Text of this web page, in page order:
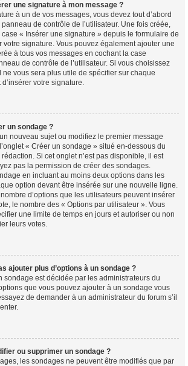
une signature à mon message ?
à un de vos messages, vous devez tout d’abord
de contrôle de l’utilisateur. Une fois créée,
« Insérer une signature » depuis le formulaire de
votre signature. Vous pouvez également ajouter une
à tous vos messages en cochant la case
de contrôle de l’utilisateur. Si vous choisissez
vous sera plus utile de spécifier sur chaque
votre signature.
un sondage ?
nouveau sujet ou modifiez le premier message
« Créer un sondage » situé en-dessous du
Si cet onglet n’est pas disponible, il est
pas la permission de créer des sondages.
en incluant au moins deux options dans les
option devant être insérée sur une nouvelle ligne.
d’options que les utilisateurs peuvent insérer
le nombre des « Options par utilisateur ». Vous
une limite de temps en jours et autoriser ou non
leurs votes.
ajouter plus d’options à un sondage ?
sondage est décidée par les administrateurs du
que vous pouvez ajouter à un sondage vous
de demander à un administrateur du forum s’il
ou supprimer un sondage ?
les sondages ne peuvent être modifiés que par